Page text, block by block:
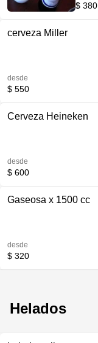
$ 380
cerveza Miller
desde
$ 550
Cerveza Heineken
desde
$ 600
Gaseosa x 1500 cc
desde
$ 320
Helados